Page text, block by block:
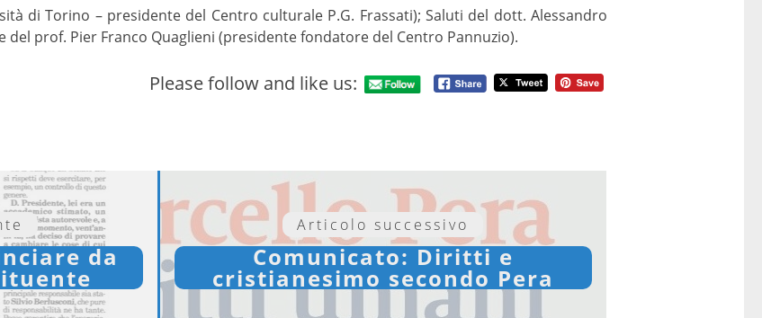
di Torino – presidente del Centro culturale P.G. Frassati); Saluti del dott. Alessandro
del prof. Pier Franco Quaglieni (presidente fondatore del Centro Pannuzio).
Please follow and like us:
da
Articolo successivo
Comunicato: Diritti e
cristianesimo secondo Pera